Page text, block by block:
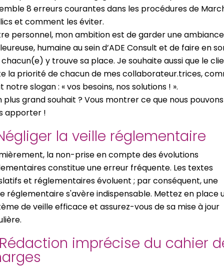
8 erreurs courantes dans les procédures de
et comment les éviter.
personnel, mon ambition est de garder une ambiance
humaine au sein d’ADE Consult et de faire en
y trouve sa place. Je souhaite aussi que le
la priorité de chacun de mes collaborateur.trices,
notre slogan : « vos besoins, nos solutions ! ».
plus grand souhait ? Vous montrer ce que nous pouvons
apporter !
la veille réglementaire
la non-prise en compte des évolutions
constitue une erreur fréquente. Les textes
et réglementaires évoluent ; par conséquent, une
réglementaire s'avère indispensable. Mettez en place
de veille efficace et assurez-vous de sa mise à jour
imprécise du cahier